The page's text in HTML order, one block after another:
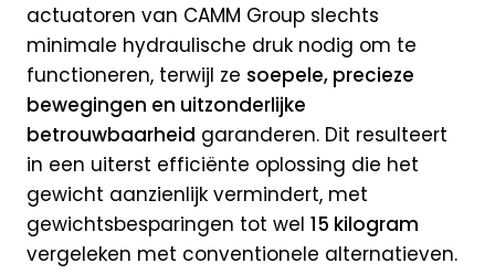
actuatoren van CAMM Group slechts
minimale hydraulische druk nodig om te
functioneren, terwijl ze soepele, precieze
bewegingen en uitzonderlijke
betrouwbaarheid garanderen. Dit resulteert
in een uiterst efficiënte oplossing die het
gewicht aanzienlijk ver­mindert, met
gewichts­besparingen tot wel 15 kilogram
vergeleken met conventionele alternatieven.